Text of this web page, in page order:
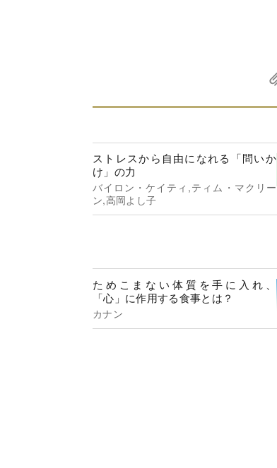
ストレスから自由になれる「問いか
け」の力
バイロン・ケイティ,ティム・マクリー
ン,高岡よし子
ためこまない体質を手に入れ、
「心」に作用する食事とは？
カナン